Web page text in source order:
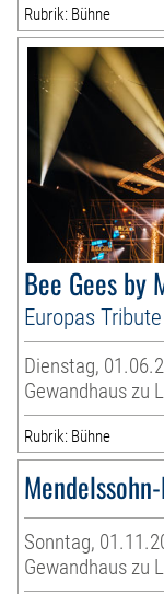
Rubrik: Bühne
Bee Gees by
Europas
Dienstag,
Gewandhaus zu
Rubrik: Bühne
Sonntag,
Gewandhaus zu